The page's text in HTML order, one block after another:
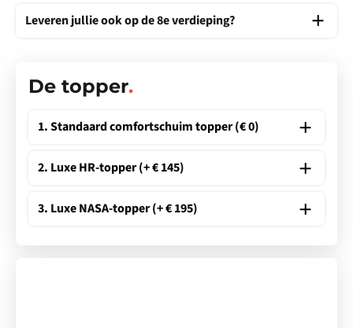
Leveren jullie ook op de 8e verdieping?
De topper.
1. Standaard comfortschuim topper (€ 0)
2. Luxe HR-topper (+ € 145)
3. Luxe NASA-topper (+ € 195)